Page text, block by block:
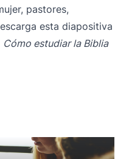
pastores,
esta diapositiva
Cómo estudiar la Biblia